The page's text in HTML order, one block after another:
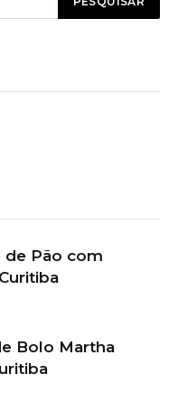
de Pão com
Bolo Martha